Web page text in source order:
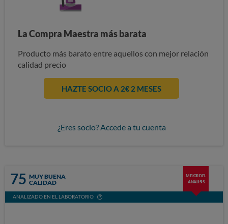
La Compra Maestra más barata
Producto más barato entre aquellos con mejor relación
calidad precio
HAZTE SOCIO A 2€ 2 MESES
¿Eres socio? Accede a tu cuenta
75 MUY BUENA
CALIDAD
MEJOR DEL
ANÁLISIS
ANALIZADO EN EL LABORATORIO